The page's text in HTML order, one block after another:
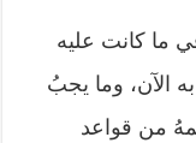
ما كانت عليه
الآن، وما يجبُ
من قواعد